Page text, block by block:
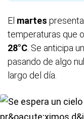
El martes
temperaturas que
28°C . Se anticipa
pasando de algo
largo del día.